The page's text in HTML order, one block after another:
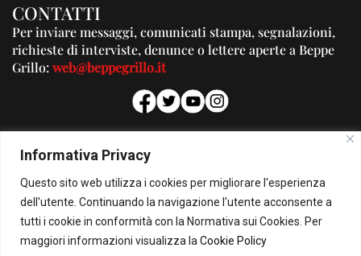
Informativa Privacy
Questo sito web utilizza i cookies per migliorare l'esperienza
dell'utente. Continuando la navigazione l'utente acconsente a
tutti i cookie in conformità con la Normativa sui Cookies. Per
maggiori informazioni visualizza la Cookie Policy
CONTATTI
Per inviare messaggi, comunicati stampa, segnalazioni,
richieste di interviste, denunce o lettere aperte a Beppe
Grillo:web@beppegrillo.it
PUBBLICITA'
Per la tua pubblicità su questo Blog:
pubblicita@beppegrillo.it